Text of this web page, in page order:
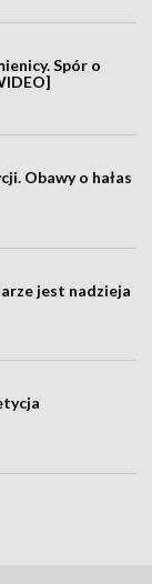
Spór o
Obawy o hałas
jest nadzieja